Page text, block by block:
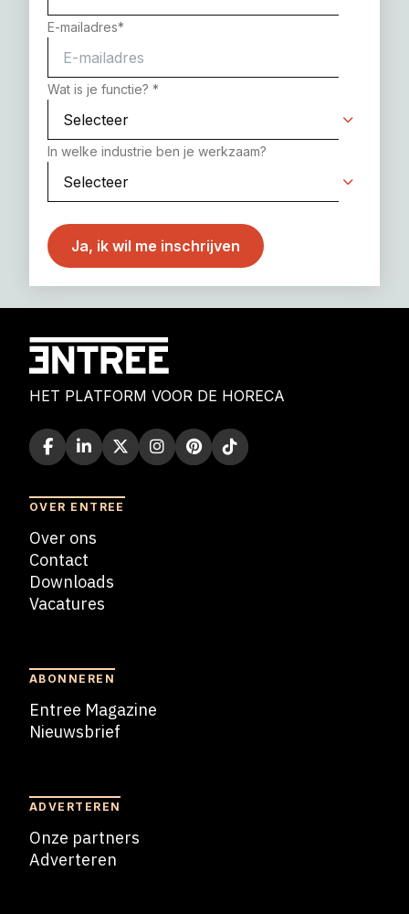
E-mailadres*
Wat is je functie? *
In welke industrie ben je werkzaam?
HET PLATFORM VOOR DE HORECA
OVER ENTREE
Over ons
Contact
Downloads
Vacatures
ABONNEREN
Entree Magazine
Nieuwsbrief
ADVERTEREN
Onze partners
Adverteren